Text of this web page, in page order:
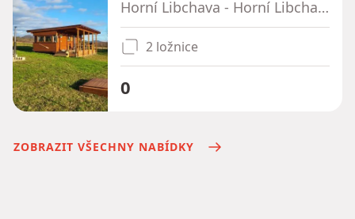
Horní Libchava - Horní Libchava, Liberecký kraj
2 ložnice
0
ZOBRAZIT VŠECHNY NABÍDKY